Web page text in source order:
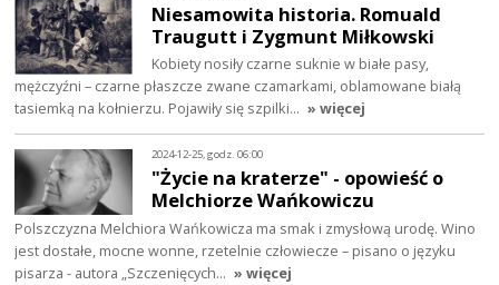
Niesamowita historia. Romuald
Traugutt i Zygmunt Miłkowski
Kobiety nosiły czarne suknie w białe pasy,
mężczyźni – czarne płaszcze zwane czamarkami, oblamowane białą
tasiemką na kołnierzu. Pojawiły się szpilki… » więcej
2024-12-25, godz. 06:00
"Życie na kraterze" - opowieść o
Melchiorze Wańkowiczu
Polszczyzna Melchiora Wańkowicza ma smak i zmysłową urodę. Wino
jest dostałe, mocne wonne, rzetelnie człowiecze – pisano o języku
pisarza - autora „Szczenięcych… » więcej